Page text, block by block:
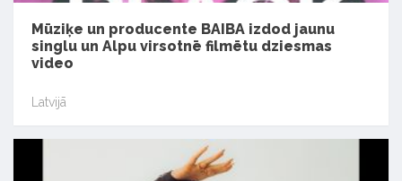
Mūziķe un producente BAIBA izdod jaunu
singlu un Alpu virsotnē filmētu dziesmas
video
Latvijā